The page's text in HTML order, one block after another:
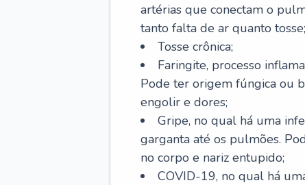
artérias que conectam o
tanto falta de ar quanto tosse;
Tosse crônica;
Faringite, processo
Pode ter origem fúngica ou
engolir e dores;
Gripe, no qual há uma
garganta até os pulmões.
no corpo e nariz entupido;
COVID-19, no qual há